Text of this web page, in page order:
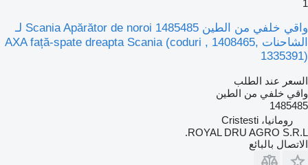
1
واقي خلفي من الطين Scania Apărător de noroi 1485485 لـ
الشاحنات AXA față-spate dreapta Scania (coduri , 1408465,
1335391)
السعر عند الطلب
واقي خلفي من الطين
1485485
رومانيا، Cristesti
ROYAL DRU AGRO S.R.L.
الاتصال بالبائع